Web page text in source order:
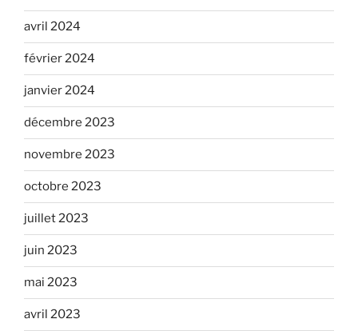
avril 2024
février 2024
janvier 2024
décembre 2023
novembre 2023
octobre 2023
juillet 2023
juin 2023
mai 2023
avril 2023